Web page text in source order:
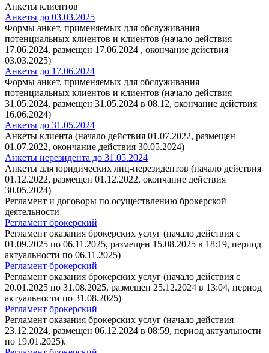
Анкеты клиентов
Анкеты до 03.03.2025
Формы анкет, применяемых для обслуживания
потенциальных клиентов и клиентов (начало действия
17.06.2024, размещен 17.06.2024 , окончание действия
03.03.2025)
Анкеты до 17.06.2024
Формы анкет, применяемых для обслуживания
потенциальных клиентов и клиентов (начало действия
31.05.2024, размещен 31.05.2024 в 08.12, окончание действия
16.06.2024)
Анкеты до 31.05.2024
Анкеты клиента (начало действия 01.07.2022, размещен
01.07.2022, окончание действия 30.05.2024)
Анкеты нерезидента до 31.05.2024
Анкеты для юридических лиц-нерезидентов (начало действия
01.12.2022, размещен 01.12.2022, окончание действия
30.05.2024)
Регламент и договоры по осуществлению брокерской
деятельности
Регламент брокерский
Регламент оказания брокерских услуг (начало действия с
01.09.2025 по 06.11.2025, размещен 15.08.2025 в 18:19, период
актуальности по 06.11.2025)
Регламент брокерский
Регламент оказания брокерских услуг (начало действия с
20.01.2025 по 31.08.2025, размещен 25.12.2024 в 13:04, период
актуальности по 31.08.2025)
Регламент брокерский
Регламент оказания брокерских услуг (начало действия
23.12.2024, размещен 06.12.2024 в 08:59, период актуальности
по 19.01.2025).